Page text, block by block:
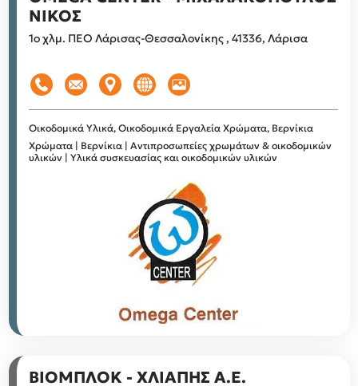
ΝΙΚΟΣ
1ο χλμ. ΠΕΟ Λάρισας-Θεσσαλονίκης , 41336, Λάρισα
Οικοδομικά Υλικά, Οικοδομικά Εργαλεία Χρώματα, Βερνίκια
Χρώματα | Βερνίκια | Αντιπροσωπείες χρωμάτων & οικοδομικών
υλικών | Υλικά συσκευασίας και οικοδομικών υλικών
ΒΙΟΜΠΛΟΚ - ΧΛΙΑΠΗΣ Α.Ε.